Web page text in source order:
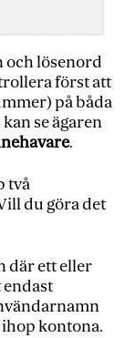
och lösenord
först att
på båda
se ägaren
.
två
du göra det
där ett eller
kontona.